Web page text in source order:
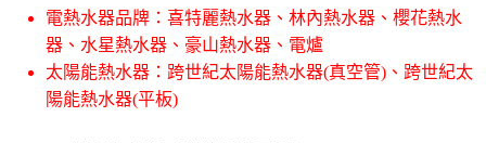
電熱水器品牌：喜特麗熱水器、林內熱水器、櫻花熱水
器、水星熱水器、豪山熱水器、電爐
太陽能熱水器：跨世紀太陽能熱水器(真空管)、跨世紀太
陽能熱水器(平板)